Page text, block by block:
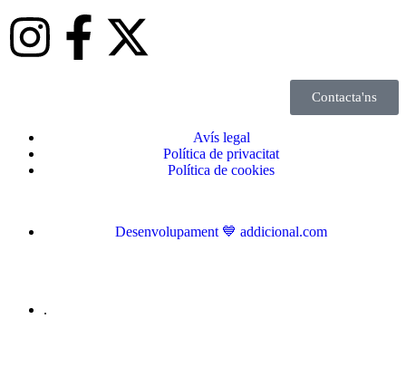
Contacta'ns
Avís legal
Política de privacitat
Política de cookies
Desenvolupament 💙 addicional.com
.